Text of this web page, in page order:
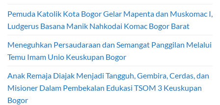
Pemuda Katolik Kota Bogor Gelar Mapenta dan Muskomac I,
Ludgerus Basana Manik Nahkodai Komac Bogor Barat
Meneguhkan Persaudaraan dan Semangat Panggilan Melalui
Temu Imam Unio Keuskupan Bogor
Anak Remaja Diajak Menjadi Tangguh, Gembira, Cerdas, dan
Misioner Dalam Pembekalan Edukasi TSOM 3 Keuskupan
Bogor